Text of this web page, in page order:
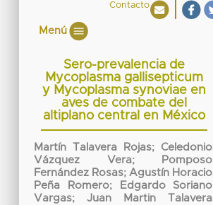
Contacto
Menú
Sero-prevalencia de
Mycoplasma gallisepticum
y Mycoplasma synoviae en
aves de combate del
altiplano central en México
Martín Talavera Rojas; Celedonio
Vázquez Vera;
Pomposo
Fernández Rosas;Agustín Horacio
Peña Romero;
Edgardo Soriano
Vargas;Juan Martin Talavera